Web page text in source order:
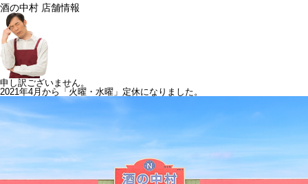
酒の中村 店舗情報
申し訳ございません。
2021年4月から「火曜・水曜」定休になりました。